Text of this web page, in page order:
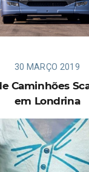
30 MARÇO 2019
Caminhões
em Londrina